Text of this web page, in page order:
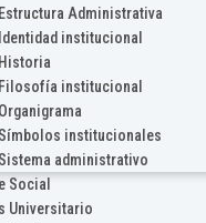
Estructura Administrativa
Identidad institucional
Historia
Filosofía institucional
Organigrama
Símbolos institucionales
Sistema administrativo
Social
Universitario